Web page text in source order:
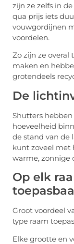
zijn ze zelfs in
qua prijs iets
vouwgordijnen
voordelen.
Zo zijn ze overal
maken en
grotendeels
De
Shutters
hoeveelheid
de stand van de
kunt zoveel met
warme, zonnige
Op elk
Groot voordeel
type raam
Elke grootte en